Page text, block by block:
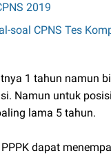
2019
soal CPNS Tes
1 tahun namun
Namun untuk
lama 5 tahun.
dapat